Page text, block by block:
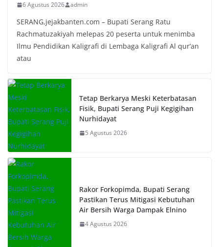
6 Agustus 2026 admin
SERANG,jejakbanten.com – Bupati Serang Ratu
Rachmatuzakiyah melepas 20 peserta untuk menimba
Ilmu Pendidikan Kaligrafi di Lembaga Kaligrafi Al qur’an
atau
Tetap Berkarya Meski Keterbatasan
Fisik, Bupati Serang Puji Kegigihan
Nurhidayat
5 Agustus 2026
Rakor Forkopimda, Bupati Serang
Pastikan Terus Mitigasi Kebutuhan
Air Bersih Warga Dampak Elnino
4 Agustus 2026